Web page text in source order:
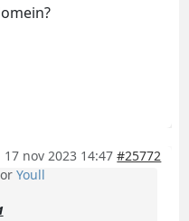
17 nov 2023 14:47 #25772
Youll